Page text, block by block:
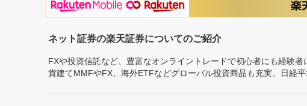
ネット証券の楽天証券についてのご紹介
FXや投資信託など、豊富なオンライントレードで初心者にも経験
貨建てMMFやFX、海外ETFなどグローバル投資商品も充実。日経